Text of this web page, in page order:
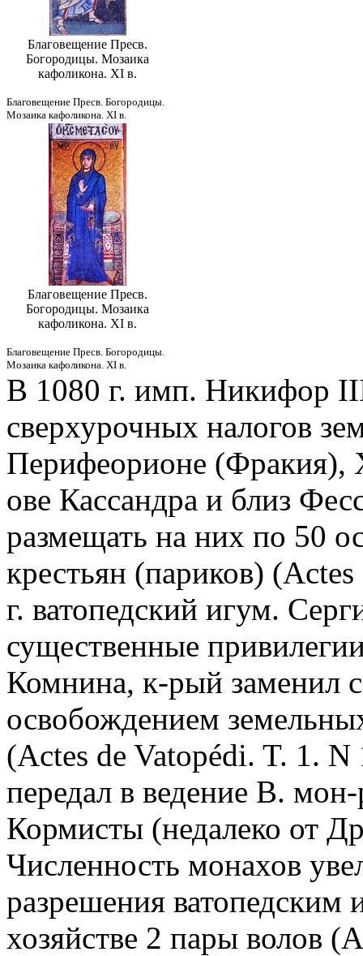
Благовещение Пресв.
Богородицы. Мозаика
кафоликона. XI в.
Благовещение Пресв. Богородицы.
Мозаика кафоликона. XI в.
Благовещение Пресв.
Богородицы. Мозаика
кафоликона. XI в.
Благовещение Пресв. Богородицы.
Мозаика кафоликона. XI в.
В 1080 г. имп. Никифор
сверхурочных налогов
Перифеорионе (Фракия),
ове Кассандра и близ
размещать на них по 50
крестьян (париков)
г. ватопедский игум.
существенные
Комнина, к-рый заменил
освобождением
(Actes de Vatopédi. T. 1.
передал в ведение В.
Кормисты (недалеко от
Численность монахов
разрешения
хозяйстве 2 пары волов